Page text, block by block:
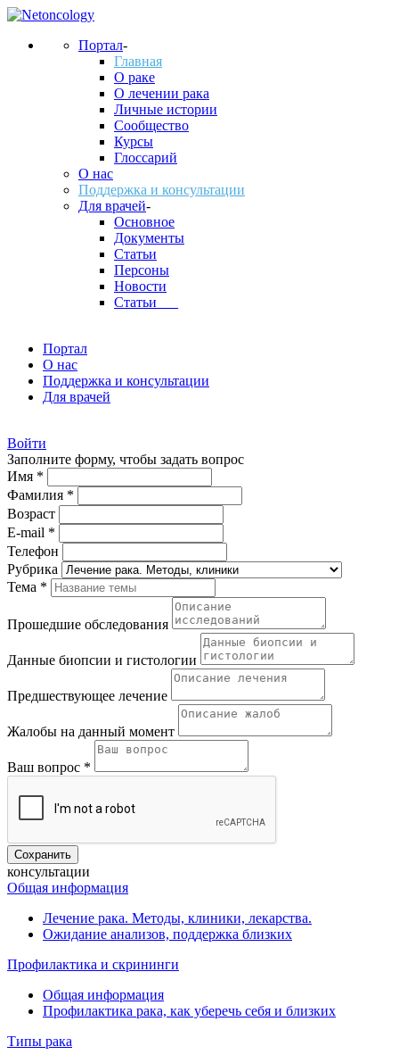
Портал-
Главная
О раке
О лечении рака
Личные истории
Сообщество
Курсы
Глоссарий
О нас
Поддержка и консультации
Для врачей-
Основное
Документы
Статьи
Персоны
Новости
Статьи___
Портал
О нас
Поддержка и консультации
Для врачей
Войти
Заполните форму, чтобы задать вопрос
Имя *
Фамилия *
Возраст
E-mail *
Телефон
Рубрика
Тема *
Прошедшие обследования
Данные биопсии и гистологии
Предшествующее лечение
Жалобы на данный момент
Ваш вопрос *
консультации
Общая информация
Лечение рака. Методы, клиники, лекарства.
Ожидание анализов, поддержка близких
Профилактика и скрининги
Общая информация
Профилактика рака, как уберечь себя и близких
Типы рака